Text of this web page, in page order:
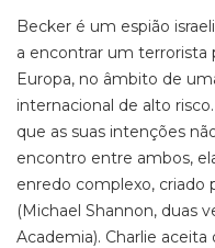
Becker é um espião
a encontrar um terrorista
Europa, no âmbito de
internacional de alto
que as suas intenções
encontro entre ambos,
enredo complexo, criado
(Michael Shannon, duas
Academia). Charlie